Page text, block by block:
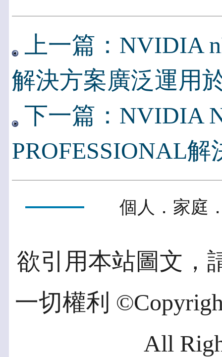
上一篇：NVIDIA
解決方案廣泛運用
下一篇：NVIDIA
PROFESSIONAL
個人．家庭
欲引用本站圖文，
一切權利
All